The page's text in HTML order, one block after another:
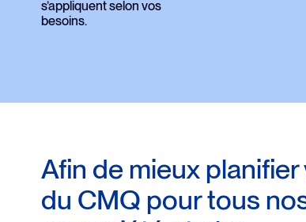
s’appliquent selon vos
besoins.
Afin de mieux
du CMQ pour tous